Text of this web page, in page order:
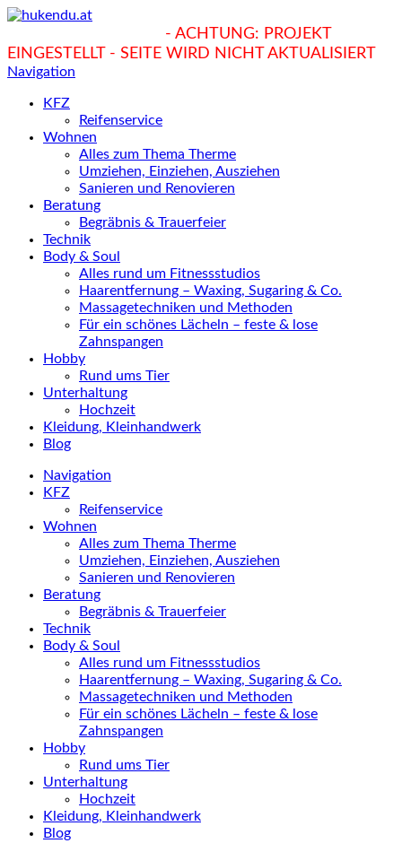
- ACHTUNG: PROJEKT
EINGESTELLT - SEITE WIRD NICHT AKTUALISIERT
Navigation
KFZ
Reifenservice
Wohnen
Alles zum Thema Therme
Umziehen, Einziehen, Ausziehen
Sanieren und Renovieren
Beratung
Begräbnis & Trauerfeier
Technik
Body & Soul
Alles rund um Fitnessstudios
Haarentfernung – Waxing, Sugaring & Co.
Massagetechniken und Methoden
Für ein schönes Lächeln – feste & lose
Zahnspangen
Hobby
Rund ums Tier
Unterhaltung
Hochzeit
Kleidung, Kleinhandwerk
Blog
Navigation
KFZ
Reifenservice
Wohnen
Alles zum Thema Therme
Umziehen, Einziehen, Ausziehen
Sanieren und Renovieren
Beratung
Begräbnis & Trauerfeier
Technik
Body & Soul
Alles rund um Fitnessstudios
Haarentfernung – Waxing, Sugaring & Co.
Massagetechniken und Methoden
Für ein schönes Lächeln – feste & lose
Zahnspangen
Hobby
Rund ums Tier
Unterhaltung
Hochzeit
Kleidung, Kleinhandwerk
Blog